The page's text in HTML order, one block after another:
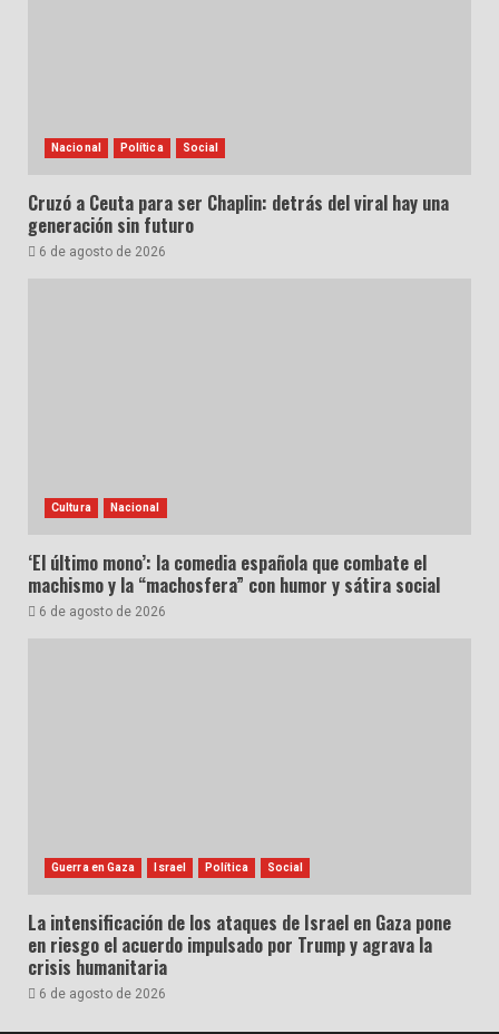
Nacional Política Social
Cruzó a Ceuta para ser Chaplin: detrás del viral hay una
generación sin futuro
6 de agosto de 2026
Cultura Nacional
‘El último mono’: la comedia española que combate el
machismo y la “machosfera” con humor y sátira social
6 de agosto de 2026
Guerra en Gaza Israel Política Social
La intensificación de los ataques de Israel en Gaza pone
en riesgo el acuerdo impulsado por Trump y agrava la
crisis humanitaria
6 de agosto de 2026